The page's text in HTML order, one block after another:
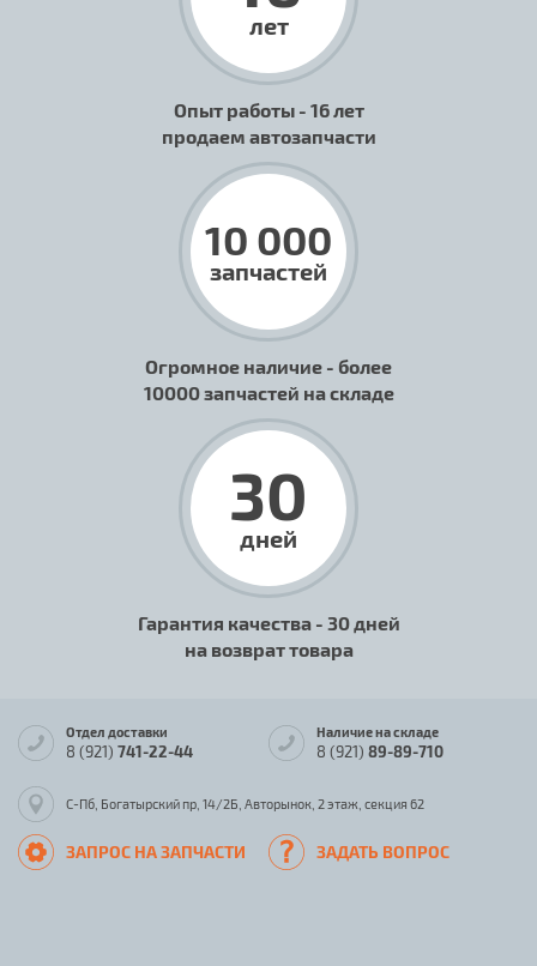
лет
Опыт работы - 16 лет
продаем автозапчасти
10 000
запчастей
Огромное наличие - более
10000 запчастей на складе
30
дней
Гарантия качества - 30 дней
на возврат товара
Отдел доставки
8 (921) 741-22-44
Наличие на складе
8 (921) 89-89-710
С-Пб, Богатырский пр, 14/2Б, Авторынок, 2 этаж, секция 62
ЗАПРОС НА ЗАПЧАСТИ ЗАДАТЬ ВОПРОС